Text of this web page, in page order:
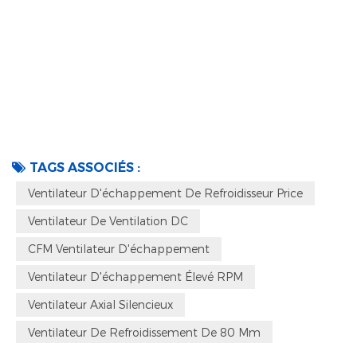
TAGS ASSOCIÉS :
Ventilateur D'échappement De Refroidisseur Price
Ventilateur De Ventilation DC
CFM Ventilateur D'échappement
Ventilateur D'échappement Élevé RPM
Ventilateur Axial Silencieux
Ventilateur De Refroidissement De 80 Mm